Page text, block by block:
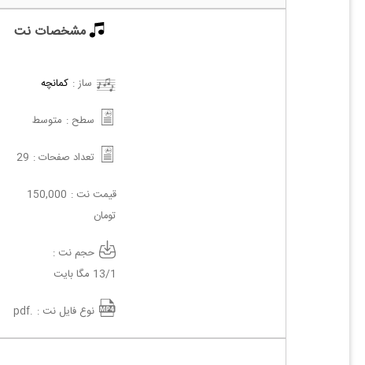
مشخصات نت
ساز : کمانچه
سطح : متوسط
تعداد صفحات : 29
قیمت نت : 150,000
تومان
حجم نت :
13/1 مگا بایت
نوع فایل نت : .pdf